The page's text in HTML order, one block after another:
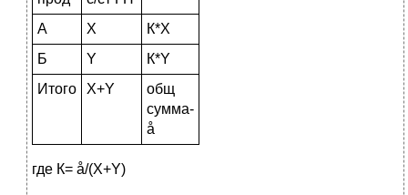
А Х
К*Х
Б
Y
К*Y
Итого
Х+Y
общ
сумма-
å
где К= å/(Х+Y)